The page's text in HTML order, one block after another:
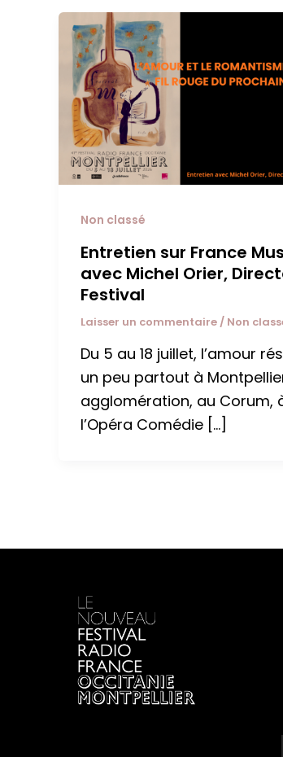
Non classé
Entretien sur France
avec Michel Orier,
Festival
Laisser un commentaire / Non
Du 5 au 18 juillet, l’amour
un peu partout à
agglomération, au Corum,
l’Opéra Comédie […]